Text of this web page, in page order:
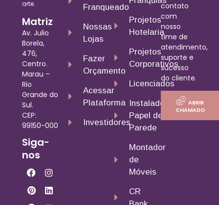
arte.
Matriz
Av. Julio
Borela,
476,
Centro.
Marau –
Rio
Grande do
Sul.
CEP:
99150-000
Siga-
nos
Franqueado
Nossas
Lojas
Fazer
Orçamento
Acessar
Plataforma
Investidores
Projetos
Hotelaria
Projetos
Corporativos
Licenciados
Instalador
Papel de
Parede
Montador
de
Móveis
CR
contato
com
nosso
time de
atendimento,
suporte e
sucesso
do cliente.
ABRIR
CHAMADO